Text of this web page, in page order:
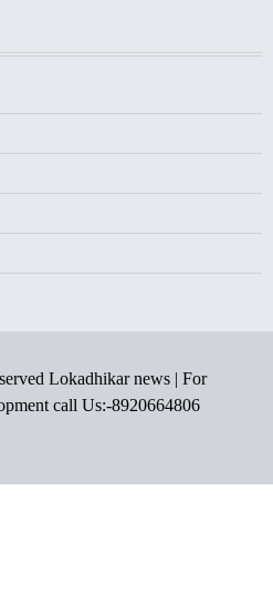
Lokadhikar news | For
call Us:-8920664806